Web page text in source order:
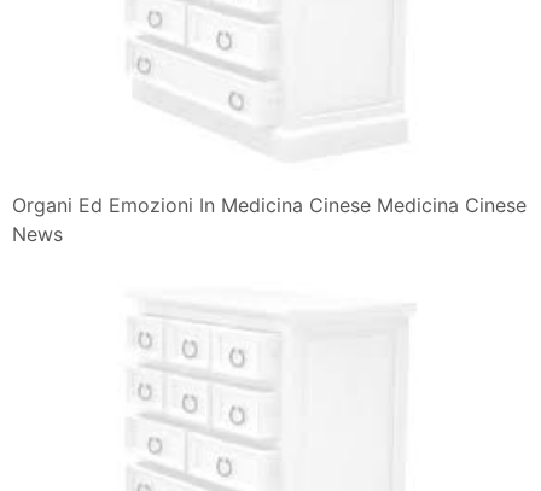
Organi Ed Emozioni In Medicina Cinese Medicina Cinese
News